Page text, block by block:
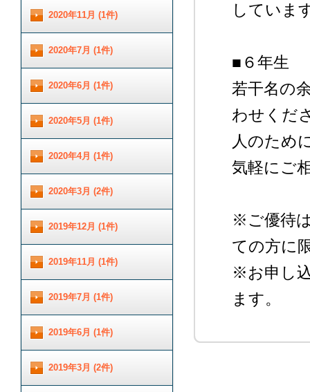
していま
■６年生
若干名の
わせくだ
人のため
気軽にご
※ご優待
ての方に
※お申し
ます。
2020年11月 (1件)
2020年7月 (1件)
2020年6月 (1件)
2020年5月 (1件)
2020年4月 (1件)
2020年3月 (2件)
2019年12月 (1件)
2019年11月 (1件)
2019年7月 (1件)
2019年6月 (1件)
2019年3月 (2件)